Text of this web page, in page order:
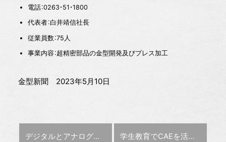
電話：0263・51・1800
代表者：白井靖信社長
従業員数：75人
事業内容：超精密部品の金型開発及びプレス加工
金型新聞 2023年5月10日
前の記事 :
デジタルとアナログ融合し、型づくりの構想力鍛える 八光技研【特集:シミュレーションの使い方再発見！！】 次の記事 :
学生教育でCAEを活用 岩手大学【特集:シミュレーションの使い方再発見！！】